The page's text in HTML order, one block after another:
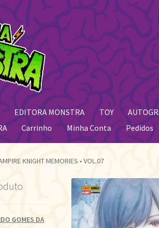
EDITORA MONSTRA TOY
Carrinho Minha Conta Pedidos
KNIGHT MEMORIES • VOL.07
GOMES DA